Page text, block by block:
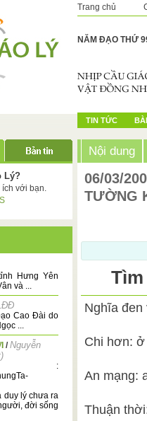
Trang chủ
NĂM ĐẠO THỨ
TIN TỨC
Lý?
với bạn.
Hưng Yên
và ...
Cao Đài do
...
/Nguyễn
:
duy lý chưa ra
đời sống
Nội dung
06/03/
TƯỜNG
Nghĩa đen
Chi hơn:
An mạng:
Thuận